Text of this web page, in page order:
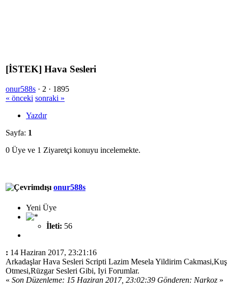
[İSTEK] Hava Sesleri
onur588s · 2 · 1895
« önceki sonraki »
Yazdır
Sayfa: 1
0 Üye ve 1 Ziyaretçi konuyu incelemekte.
onur588s
Yeni Üye
İleti: 56
: 14 Haziran 2017, 23:21:16
Arkadaşlar Hava Sesleri Scripti Lazim Mesela Yildirim Cakmasi,Kuş
Otmesi,Rüzgar Sesleri Gibi, Iyi Forumlar.
« Son Düzenleme: 15 Haziran 2017, 23:02:39 Gönderen: Narkoz »